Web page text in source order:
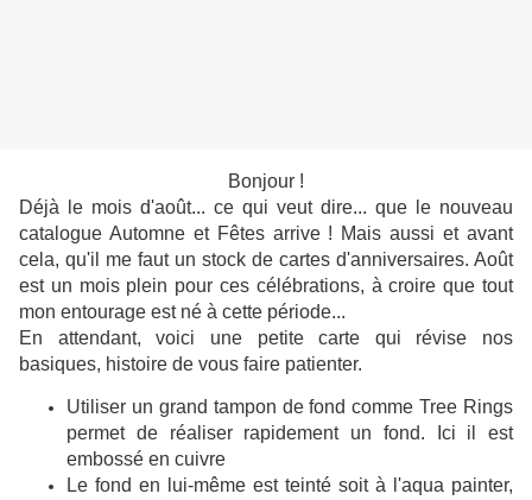
Bonjour !
Déjà le mois d'août... ce qui veut dire... que le nouveau
catalogue Automne et Fêtes arrive ! Mais aussi et avant
cela, qu'il me faut un stock de cartes d'anniversaires. Août
est un mois plein pour ces célébrations, à croire que tout
mon entourage est né à cette période...
En attendant, voici une petite carte qui révise nos
basiques, histoire de vous faire patienter.
Utiliser un grand tampon de fond comme Tree Rings
permet de réaliser rapidement un fond. Ici il est
embossé en cuivre
Le fond en lui-même est teinté soit à l'aqua painter,